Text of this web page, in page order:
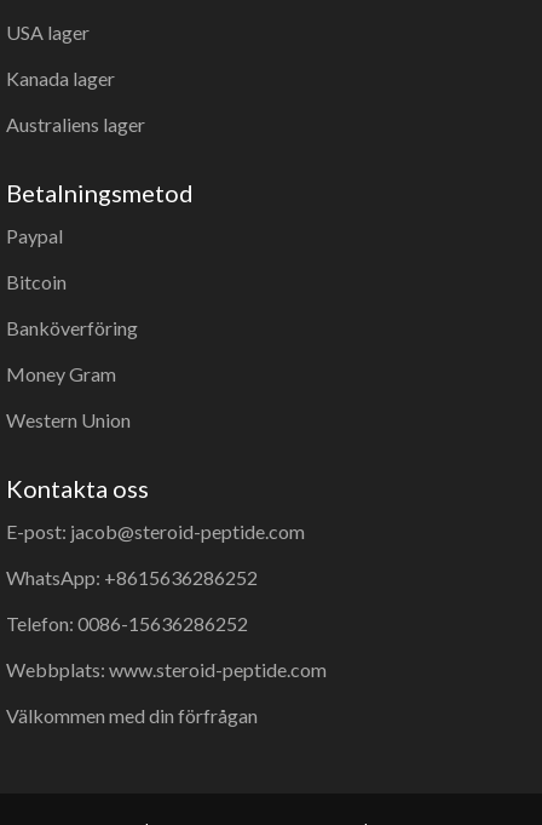
USA lager
Kanada lager
Australiens lager
Betalningsmetod
Paypal
Bitcoin
Banköverföring
Money Gram
Western Union
Kontakta oss
E-post: jacob@steroid-peptide.com
WhatsApp: +8615636286252
Telefon: 0086-15636286252
Webbplats: www.steroid-peptide.com
Välkommen med din förfrågan